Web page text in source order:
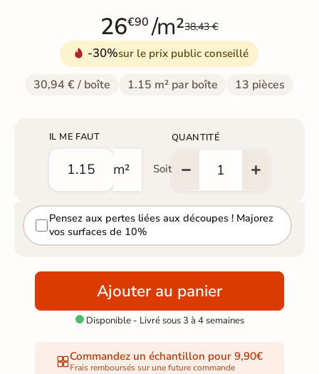
26€90 /m²38,43 €
-30%sur le prix public conseillé
30,94 € / boîte 1.15 m² par boîte 13 pièces
IL ME FAUT
m² Soit
QUANTITÉ
Pensez aux pertes liées aux découpes ! Majorez
vos surfaces de 10%
Ajouter au panier
Disponible - Livré sous 3 à 4 semaines
Commandez un échantillon pour 9,90€
Frais remboursés sur une future commande